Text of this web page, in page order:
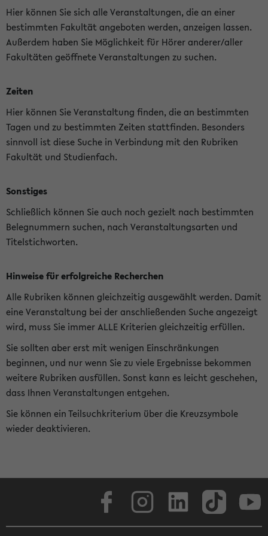
Hier können Sie sich alle Veranstaltungen, die an einer
bestimmten Fakultät angeboten werden, anzeigen lassen.
Außerdem haben Sie Möglichkeit für Hörer anderer/aller
Fakultäten geöffnete Veranstaltungen zu suchen.
Zeiten
Hier können Sie Veranstaltung finden, die an bestimmten
Tagen und zu bestimmten Zeiten stattfinden. Besonders
sinnvoll ist diese Suche in Verbindung mit den Rubriken
Fakultät und Studienfach.
Sonstiges
Schließlich können Sie auch noch gezielt nach bestimmten
Belegnummern suchen, nach Veranstaltungsarten und
Titelstichworten.
Hinweise für erfolgreiche Recherchen
Alle Rubriken können gleichzeitig ausgewählt werden. Damit
eine Veranstaltung bei der anschließenden Suche angezeigt
wird, muss Sie immer ALLE Kriterien gleichzeitig erfüllen.
Sie sollten aber erst mit wenigen Einschränkungen
beginnen, und nur wenn Sie zu viele Ergebnisse bekommen
weitere Rubriken ausfüllen. Sonst kann es leicht geschehen,
dass Ihnen Veranstaltungen entgehen.
Sie können ein Teilsuchkriterium über die Kreuzsymbole
wieder deaktivieren.